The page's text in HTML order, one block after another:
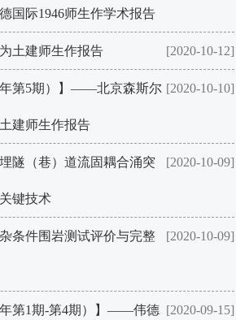
国际1946师生作学术报告
[2020-10-12]
土建师生作报告
[2020-10-10]
年第5期）】——北京森斯尔
建师生作报告
[2020-10-09]
隧（巷）道流固耦合涌突
键技术
[2020-10-09]
条件围岩测试评价与完整
[2020-09-15]
年第1期-第4期）】——​伟德